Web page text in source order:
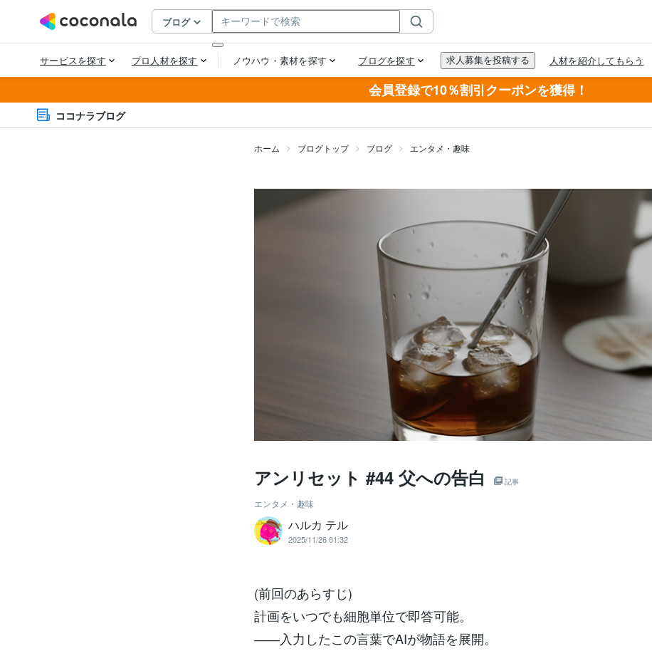
会員登録で10％割引クーポンを獲得！
ココナラブログ
ホーム ブログトップ ブログ エンタメ・趣味
アンリセット #44 父への告白 記事
エンタメ・趣味
ハルカ テル
2025/11/26 01:32
(前回のあらすじ)
計画をいつでも細胞単位で即答可能。
――入力したこの言葉でAIが物語を展開。